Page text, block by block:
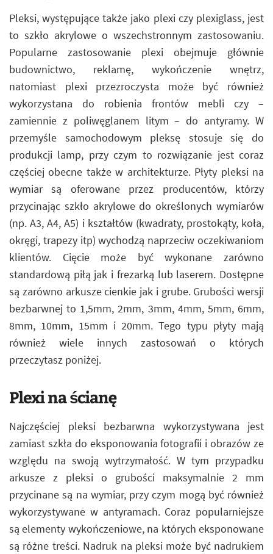
Pleksi, występujące także jako plexi czy plexiglass, jest
to szkło akrylowe o wszechstronnym zastosowaniu.
Popularne zastosowanie plexi obejmuje głównie
budownictwo, reklamę, wykończenie wnętrz,
natomiast plexi przezroczysta może być również
wykorzystana do robienia frontów mebli czy –
zamiennie z poliwęglanem litym – do antyramy. W
przemyśle samochodowym pleksę stosuje się do
produkcji lamp, przy czym to rozwiązanie jest coraz
częściej obecne także w architekturze. Płyty pleksi na
wymiar są oferowane przez producentów, którzy
przycinając szkło akrylowe do określonych wymiarów
(np. A3, A4, A5) i kształtów (kwadraty, prostokąty, koła,
okręgi, trapezy itp) wychodzą naprzeciw oczekiwaniom
klientów. Cięcie może być wykonane zarówno
standardową piłą jak i frezarką lub laserem. Dostępne
są zarówno arkusze cienkie jak i grube. Grubości wersji
bezbarwnej to 1,5mm, 2mm, 3mm, 4mm, 5mm, 6mm,
8mm, 10mm, 15mm i 20mm. Tego typu płyty mają
również wiele innych zastosowań o których
przeczytasz poniżej.
Plexi na ścianę
Najczęściej pleksi bezbarwna wykorzystywana jest
zamiast szkła do eksponowania fotografii i obrazów ze
względu na swoją wytrzymałość. W tym przypadku
arkusze z pleksi o grubości maksymalnie 2 mm
przycinane są na wymiar, przy czym mogą być również
wykorzystywane w antyramach. Coraz popularniejsze
są elementy wykończeniowe, na których eksponowane
są różne treści. Nadruk na pleksi może być nadrukiem